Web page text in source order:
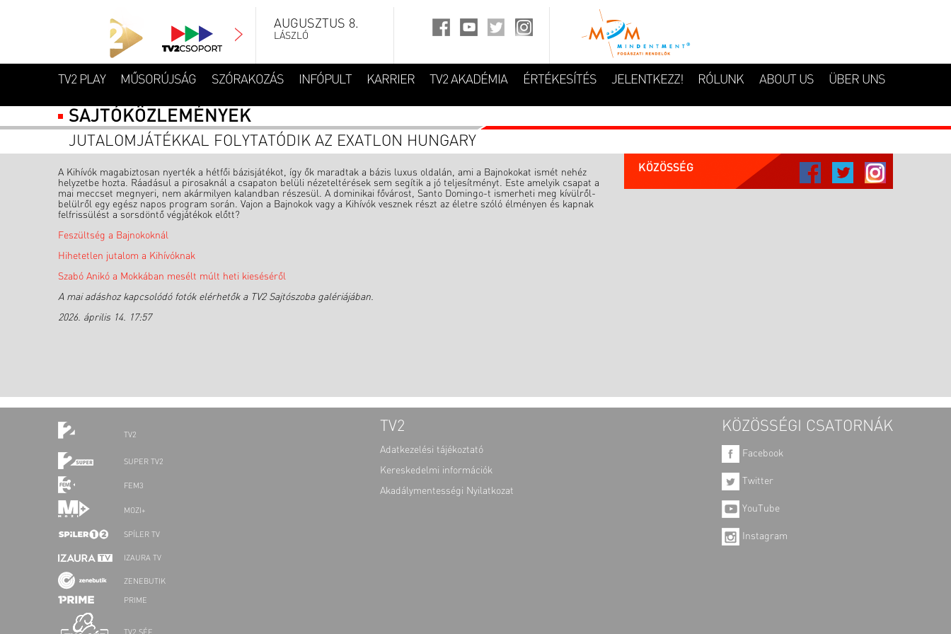
AUGUSZTUS 8.
LÁSZLÓ
TV2 PLAY MŰSORÚJSÁG SZÓRAKOZÁS INFÓPULT KARRIER TV2 AKADÉMIA ÉRTÉKESÍTÉS JELENTKEZZ! RÓLUNK ABOUT US ÜBER UNS
SAJTÓKÖZLEMÉNYEK
JUTALOMJÁTÉKKAL FOLYTATÓDIK AZ EXATLON HUNGARY
A Kihívók magabiztosan nyerték a hétfői bázisjátékot, így ők maradtak a bázis luxus oldalán, ami a Bajnokokat ismét nehéz
helyzetbe hozta. Ráadásul a pirosaknál a csapaton belüli nézeteltérések sem segítik a jó teljesítményt. Este amelyik csapat a
mai meccset megnyeri, nem akármilyen kalandban részesül. A dominikai fővárost, Santo Domingo-t ismerheti meg kívülről-
belülről egy egész napos program során. Vajon a Bajnokok vagy a Kihívók vesznek részt az életre szóló élményen és kapnak
felfrissülést a sorsdöntő végjátékok előtt?
Feszültség a Bajnokoknál
Hihetetlen jutalom a Kihívóknak
Szabó Anikó a Mokkában mesélt múlt heti kieséséről
A mai adáshoz kapcsolódó fotók elérhetők a TV2 Sajtószoba galériájában.
2026. április 14. 17:57
KÖZÖSSÉG
TV2
SUPER TV2
FEM3
MOZI+
SPÍLER TV
IZAURA TV
ZENEBUTIK
PRIME
TV2
Adatkezelési tájékoztató
Kereskedelmi információk
Akadálymentességi Nyilatkozat
KÖZÖSSÉGI CSATORNÁK
Facebook
Twitter
YouTube
Instagram